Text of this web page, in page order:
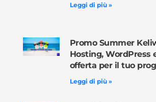
Leggi di più »
Promo Summer
Hosting, WordPress
offerta per il tuo
Leggi di più »